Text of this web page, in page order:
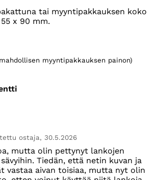
tai myyntipakkauksen koko
x 90 mm.
myyntipakkauksen painon)
ostaja, 30.5.2026
mutta olin pettynyt lankojen
Tiedän, että netin kuvan ja
vastaa aivan toisiaa, mutta nyt olin